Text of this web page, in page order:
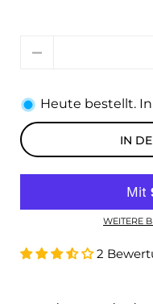
Heute bestellt.
IN
WEITERE
2